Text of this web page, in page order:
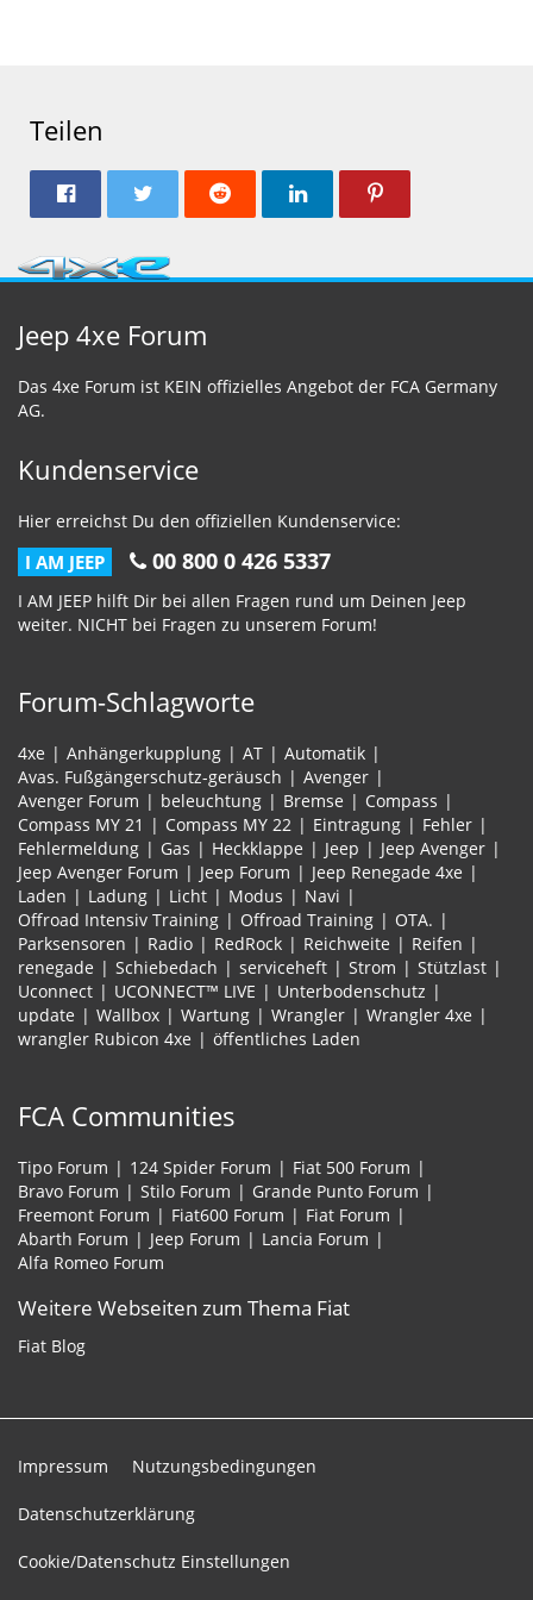
Teilen
Jeep 4xe Forum
Das 4xe Forum ist KEIN offizielles Angebot der FCA Germany
AG.
Kundenservice
Hier erreichst Du den offiziellen Kundenservice:
I AM JEEP 00 800 0 426 5337
I AM JEEP hilft Dir bei allen Fragen rund um Deinen Jeep
weiter. NICHT bei Fragen zu unserem Forum!
Forum-Schlagworte
4xe Anhängerkupplung AT
Automatik
Avas. Fußgängerschutz-geräusch
Avenger
Avenger Forum
beleuchtung Bremse
Compass
Compass MY 21
Compass MY 22 Eintragung
Fehler
Fehlermeldung
Gas Heckklappe Jeep
Jeep Avenger
Jeep Avenger Forum
Jeep Forum
Jeep Renegade 4xe
Laden
Ladung Licht Modus
Navi
Offroad Intensiv Training
Offroad Training
OTA.
Parksensoren
Radio RedRock Reichweite
Reifen
renegade
Schiebedach serviceheft Strom
Stützlast
Uconnect
UCONNECT™ LIVE
Unterbodenschutz
update
Wallbox Wartung Wrangler
Wrangler 4xe
wrangler Rubicon 4xe
öffentliches Laden
FCA Communities
Tipo Forum 124 Spider Forum
Fiat 500 Forum
Bravo Forum
Stilo Forum
Grande Punto Forum
Freemont Forum
Fiat600 Forum
Fiat Forum
Abarth Forum
Jeep Forum
Lancia Forum
Alfa Romeo Forum
Weitere Webseiten zum Thema Fiat
Fiat Blog
Impressum Nutzungsbedingungen
Datenschutzerklärung
Cookie/Datenschutz Einstellungen